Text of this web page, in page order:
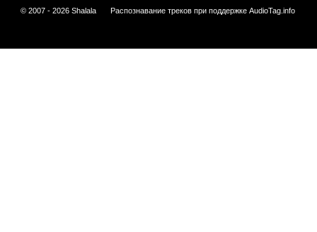
© 2007 - 2026 Shalala Распознавание треков при поддержке AudioTag.info